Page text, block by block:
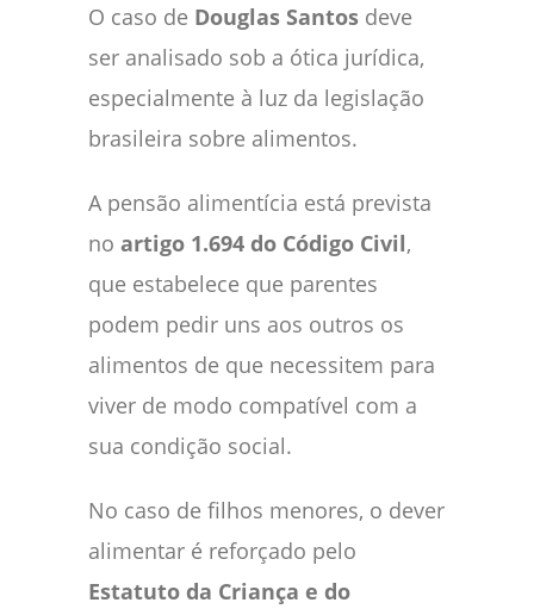
O caso de Douglas Santos deve
ser analisado sob a ótica jurídica,
especialmente à luz da legislação
brasileira sobre alimentos.
A pensão alimentícia está prevista
no artigo 1.694 do Código Civil,
que estabelece que parentes
podem pedir uns aos outros os
alimentos de que necessitem para
viver de modo compatível com a
sua condição social.
No caso de filhos menores, o dever
alimentar é reforçado pelo
Estatuto da Criança e do